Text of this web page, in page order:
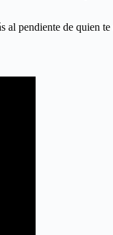
al pendiente de quien